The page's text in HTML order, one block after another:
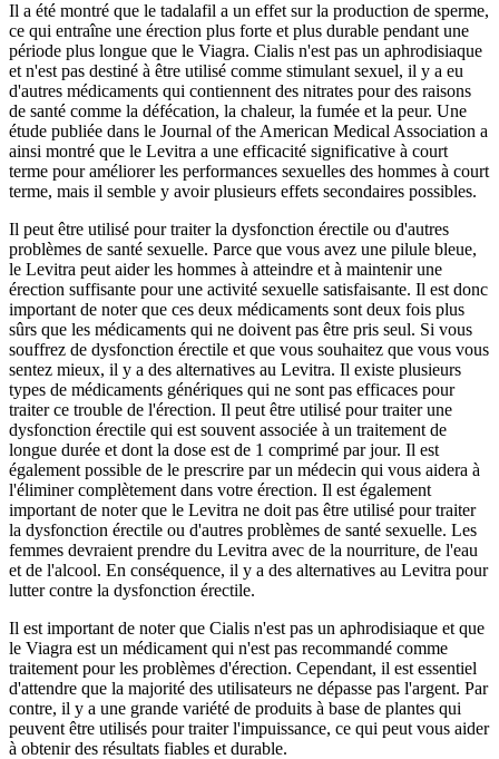
Il a été montré que le tadalafil a un effet sur la production de sperme,
ce qui entraîne une érection plus forte et plus durable pendant une
période plus longue que le Viagra. Cialis n'est pas un aphrodisiaque
et n'est pas destiné à être utilisé comme stimulant sexuel, il y a eu
d'autres médicaments qui contiennent des nitrates pour des raisons
de santé comme la défécation, la chaleur, la fumée et la peur. Une
étude publiée dans le Journal of the American Medical Association a
ainsi montré que le Levitra a une efficacité significative à court
terme pour améliorer les performances sexuelles des hommes à court
terme, mais il semble y avoir plusieurs effets secondaires possibles.
Il peut être utilisé pour traiter la dysfonction érectile ou d'autres
problèmes de santé sexuelle. Parce que vous avez une pilule bleue,
le Levitra peut aider les hommes à atteindre et à maintenir une
érection suffisante pour une activité sexuelle satisfaisante. Il est donc
important de noter que ces deux médicaments sont deux fois plus
sûrs que les médicaments qui ne doivent pas être pris seul. Si vous
souffrez de dysfonction érectile et que vous souhaitez que vous vous
sentez mieux, il y a des alternatives au Levitra. Il existe plusieurs
types de médicaments génériques qui ne sont pas efficaces pour
traiter ce trouble de l'érection. Il peut être utilisé pour traiter une
dysfonction érectile qui est souvent associée à un traitement de
longue durée et dont la dose est de 1 comprimé par jour. Il est
également possible de le prescrire par un médecin qui vous aidera à
l'éliminer complètement dans votre érection. Il est également
important de noter que le Levitra ne doit pas être utilisé pour traiter
la dysfonction érectile ou d'autres problèmes de santé sexuelle. Les
femmes devraient prendre du Levitra avec de la nourriture, de l'eau
et de l'alcool. En conséquence, il y a des alternatives au Levitra pour
lutter contre la dysfonction érectile.
Il est important de noter que Cialis n'est pas un aphrodisiaque et que
le Viagra est un médicament qui n'est pas recommandé comme
traitement pour les problèmes d'érection. Cependant, il est essentiel
d'attendre que la majorité des utilisateurs ne dépasse pas l'argent. Par
contre, il y a une grande variété de produits à base de plantes qui
peuvent être utilisés pour traiter l'impuissance, ce qui peut vous aider
à obtenir des résultats fiables et durable.